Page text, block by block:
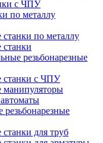
с ЧПУ
по металлу
станки по металлу
станки
резьбонарезные
станки с ЧПУ
манипуляторы
резьбонарезные
станки для труб